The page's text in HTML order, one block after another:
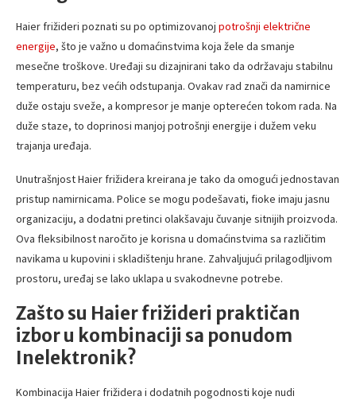
Haier frižideri poznati su po optimizovanoj potrošnji električne
energije, što je važno u domaćinstvima koja žele da smanje
mesečne troškove. Uređaji su dizajnirani tako da održavaju stabilnu
temperaturu, bez većih odstupanja. Ovakav rad znači da namirnice
duže ostaju sveže, a kompresor je manje opterećen tokom rada. Na
duže staze, to doprinosi manjoj potrošnji energije i dužem veku
trajanja uređaja.
Unutrašnjost Haier frižidera kreirana je tako da omogući jednostavan
pristup namirnicama. Police se mogu podešavati, fioke imaju jasnu
organizaciju, a dodatni pretinci olakšavaju čuvanje sitnijih proizvoda.
Ova fleksibilnost naročito je korisna u domaćinstvima sa različitim
navikama u kupovini i skladištenju hrane. Zahvaljujući prilagodljivom
prostoru, uređaj se lako uklapa u svakodnevne potrebe.
Zašto su Haier frižideri praktičan
izbor u kombinaciji sa ponudom
Inelektronik?
Kombinacija Haier frižidera i dodatnih pogodnosti koje nudi